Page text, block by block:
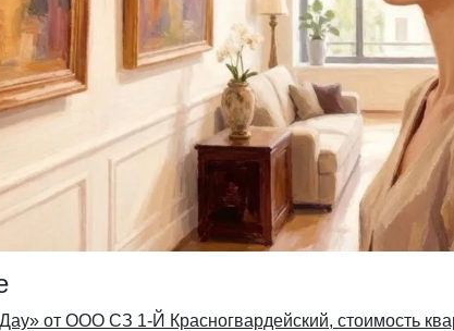
от ООО СЗ 1-Й Красногвардейский, стоимость